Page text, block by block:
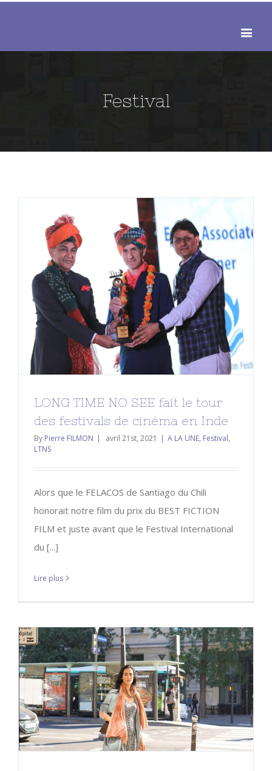
Festival
LONG TIME NO SEE fait le tour des
festivals de cinéma en Inde
A LA UNE Festival LTNS
LONG TIME NO SEE fait le tour
des festivals de cinéma en Inde
By Pierre FILMON | avril 21st, 2021 | A LA UNE, Festival,
LTNS
Alors que le FELACOS de Santiago du Chili
honorait notre film du prix du BEST FICTION
FILM et juste avant que le Festival International
du [...]
Lire plus
Première Française à l’occasion du
Festival Francophone d’Angoulême
A LA UNE Festival LTNS Mes films